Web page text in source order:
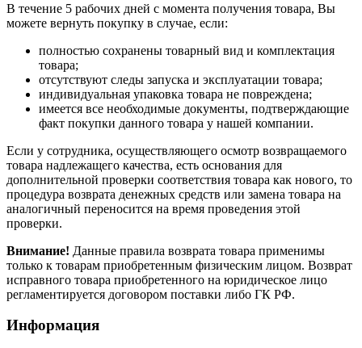
В течение 5 рабочих дней с момента получения товара, Вы
можете вернуть покупку в случае, если:
полностью сохранены товарный вид и комплектация
товара;
отсутствуют следы запуска и эксплуатации товара;
индивидуальная упаковка товара не повреждена;
имеется все необходимые документы, подтверждающие
факт покупки данного товара у нашей компании.
Если у сотрудника, осуществляющего осмотр возвращаемого
товара надлежащего качества, есть основания для
дополнительной проверки соответствия товара как нового, то
процедура возврата денежных средств или замена товара на
аналогичный переносится на время проведения этой
проверки.
Внимание! Данные правила возврата товара применимы
только к товарам приобретенным физическим лицом. Возврат
исправного товара приобретенного на юридическое лицо
регламентируется договором поставки либо ГК РФ.
Информация